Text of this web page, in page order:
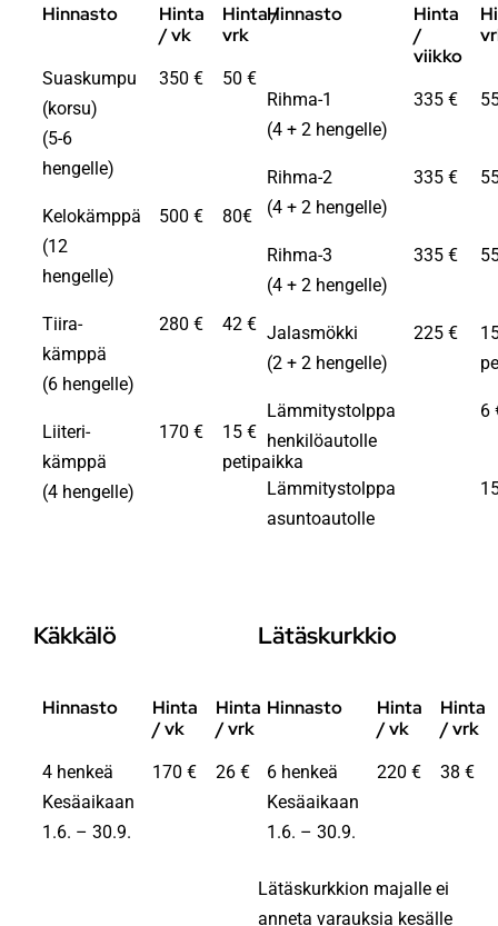
Hinnasto
Hinta
/ vk
Hinta /
vrk
Suaskumpu
(korsu)
(5-6
hengelle)
350 € 50 €
Kelokämppä
(12
hengelle)
500 € 80€
Tiira-
kämppä
(6 hengelle)
280 € 42 €
Liiteri-
kämppä
(4 hengelle)
170 €
15 €
petipaikka
Hinnasto
Hinta
/
viikko
Rihma-1
(4 + 2 hengelle)
335 €
Rihma-2
(4 + 2 hengelle)
335 €
Rihma-3
(4 + 2 hengelle)
335 €
Jalasmökki
(2 + 2 hengelle)
225 €
Lämmitystolppa
henkilöautolle
6
Lämmitystolppa
asuntoautolle
Käkkälö
Hinnasto
Hinta
/ vk
Hinta
/ vrk
4 henkeä
Kesäaikaan
1.6. – 30.9.
170 € 26 €
Lätäskurkkio
Hinnasto
Hinta
/ vk
Hinta
/ vrk
6 henkeä
Kesäaikaan
1.6. – 30.9.
220 € 38 €
Lätäskurkkion majalle ei
anneta varauksia kesälle